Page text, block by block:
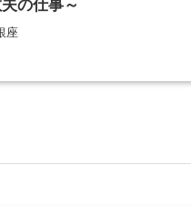
の仕事～
座